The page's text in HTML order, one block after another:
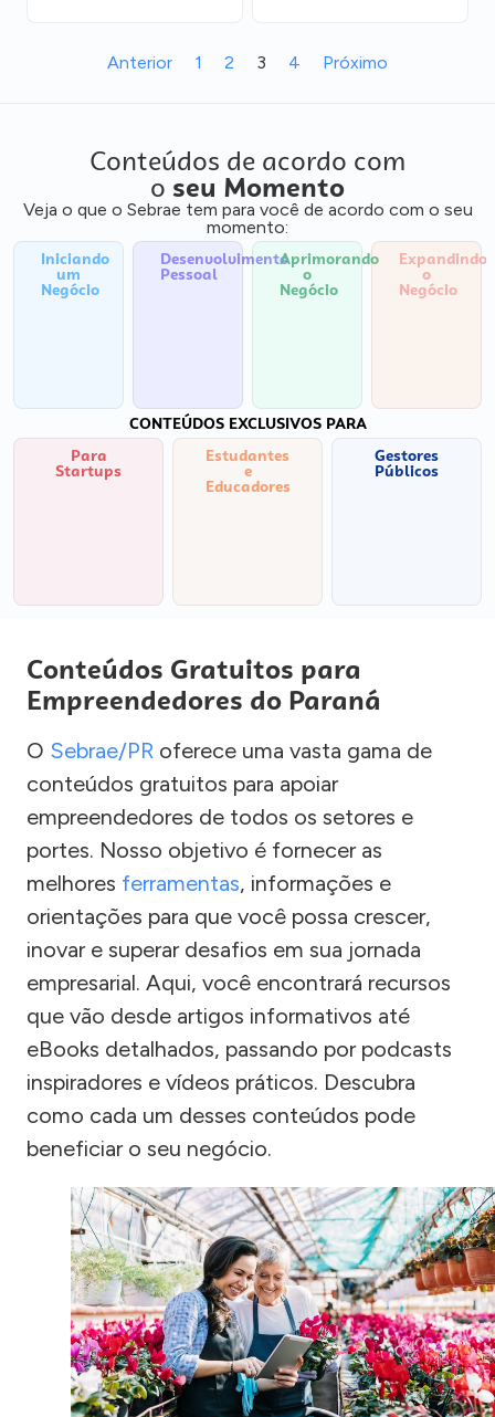
Anterior 1 2 3 4 Próximo
Conteúdos de acordo com
o seu Momento
Veja o que o Sebrae tem para você de acordo com o seu
momento:
Iniciando
um
Negócio
Desenvolvimento
Pessoal
Aprimorando
o
Negócio
Expandindo
o
Negócio
CONTEÚDOS EXCLUSIVOS PARA
Para
Startups
Estudantes
e
Educadores
Gestores
Públicos
Conteúdos Gratuitos para
Empreendedores do Paraná
O Sebrae/PR oferece uma vasta gama de
conteúdos gratuitos para apoiar
empreendedores de todos os setores e
portes. Nosso objetivo é fornecer as
melhores ferramentas, informações e
orientações para que você possa crescer,
inovar e superar desafios em sua jornada
empresarial. Aqui, você encontrará recursos
que vão desde artigos informativos até
eBooks detalhados, passando por podcasts
inspiradores e vídeos práticos. Descubra
como cada um desses conteúdos pode
beneficiar o seu negócio.